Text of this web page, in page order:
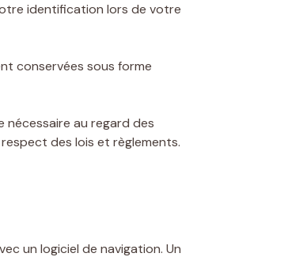
identification lors de votre
conservées sous forme
au regard des
des lois et règlements.
un logiciel de navigation. Un